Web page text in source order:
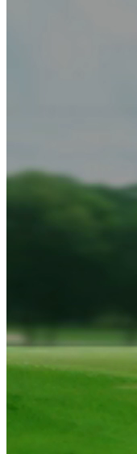
TẠP CHÍ GOLF
Tạp chí golf 8/12/